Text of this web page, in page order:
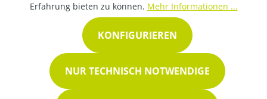
Erfahrung bieten zu können. Mehr Informationen ...
NUR TECHNISCH NOTWENDIGE
KONFIGURIEREN